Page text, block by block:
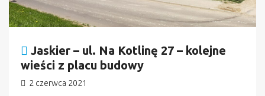
Jaskier – ul. Na Kotlinę 27 – kolejne
wieści z placu budowy
2 czerwca 2021